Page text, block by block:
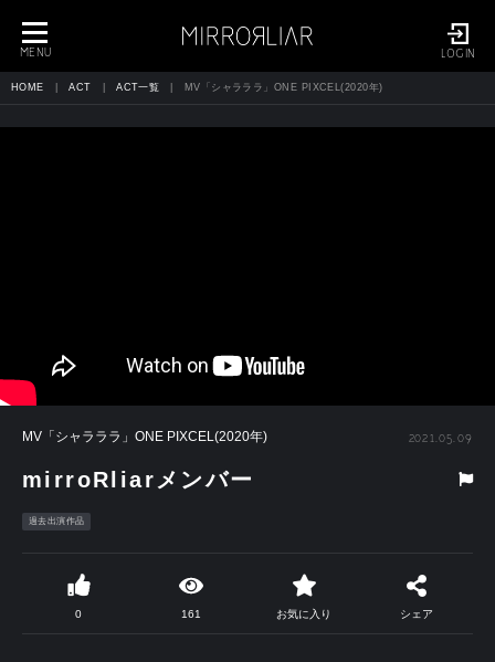
LOGIN
toggle
navigation
MENU
HOME ACT ACT一覧 MV「シャラララ」ONE PIXCEL(2020年)
MV「シャラララ」ONE PIXCEL(2020年) 2021.05.09
mirroRliarメンバー
過去出演作品
0 161 お気に入り シェア